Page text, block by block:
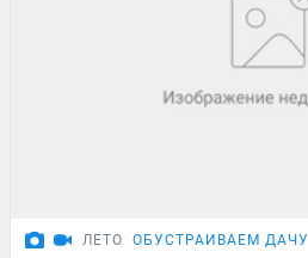
ЛЕТО ОБУСТРАИВАЕМ ДАЧУ